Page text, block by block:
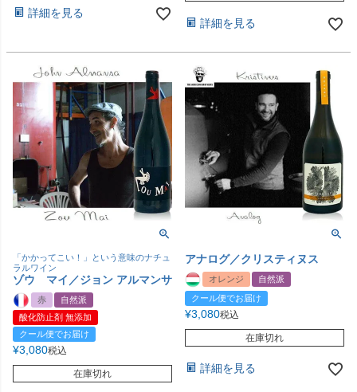
詳細を見る
詳細を見る
「かかってこい！」という意味のナチュ
ラルワイン
ゾウ マイ／ジョン アルマンサ
赤
自然派
酸化防止剤 無添加
クール便でお届け
¥3,080税込
在庫切れ
アナログ／クリスティヌス
オレンジ
自然派
クール便でお届け
¥3,080税込
在庫切れ
詳細を見る